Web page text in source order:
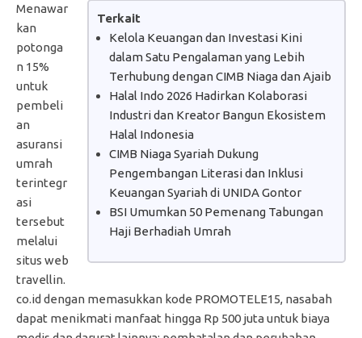
Terkait
Kelola Keuangan dan Investasi Kini
dalam Satu Pengalaman yang Lebih
Terhubung dengan CIMB Niaga dan Ajaib
Halal Indo 2026 Hadirkan Kolaborasi
Industri dan Kreator Bangun Ekosistem
Halal Indonesia
CIMB Niaga Syariah Dukung
Pengembangan Literasi dan Inklusi
Keuangan Syariah di UNIDA Gontor
BSI Umumkan 50 Pemenang Tabungan
Haji Berhadiah Umrah
Menawar
kan
potonga
n 15%
untuk
pembeli
an
asuransi
umrah
terintegr
asi
tersebut
melalui
situs web
travellin.
co.id dengan memasukkan kode PROMOTELE15, nasabah
dapat menikmati manfaat hingga Rp 500 juta untuk biaya